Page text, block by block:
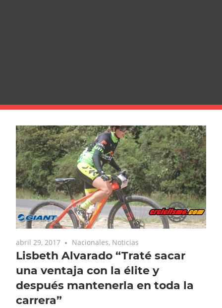
abril 29, 2017 Nacionales, Noticias
Lisbeth Alvarado “Traté sacar
una ventaja con la élite y
después mantenerla en toda la
carrera”